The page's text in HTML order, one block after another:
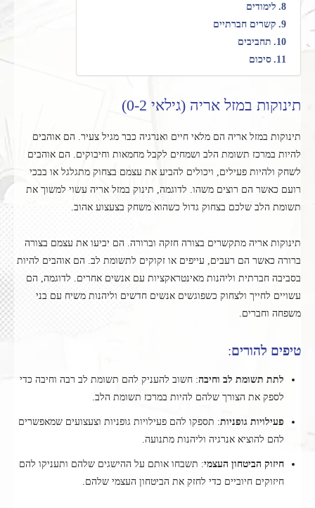
לימודים
קשרים חברתיים
תחביבים
סיכום
תינוקות במזל אריה (גילאי 0-2)
תינוקות במזל אריה הם מלאי חיים ואנרגיה כבר מגיל צעיר. הם אוהבים
להיות במרכז תשומת הלב ושמחים לקבל מחמאות וחיבוקים. הם אוהבים
לשחק ולהיות פעילים, ויכולים להביע את עצמם בצחוק מתגלגל או בבכי
רועם כאשר הם רוצים משהו. לדוגמה, תינוק במזל אריה עשוי למשוך את
תשומת הלב שלכם בצחוק גדול כשהוא משחק בצעצוע אהוב.
תינוקות אריה מתקשרים בצורה חזקה וברורה. הם יביעו את עצמם בצורה
ברורה כאשר הם רעבים, עייפים או זקוקים לתשומת לב. הם אוהבים להיות
בסביבה חברתית וליהנות מאינטראקציות עם אנשים אחרים. לדוגמה, הם
עשויים לחייך ולצחוק כשפוגשים אנשים חדשים וליהנות משיח עם בני
משפחה וחברים.
טיפים להורים:
לתת תשומת לב וחיבה: חשוב להעניק להם תשומת לב רבה וחיבה כדי
לספק את הצורך שלהם להיות במרכז תשומת הלב.
פעילויות גופניות: תספקו להם פעילויות גופניות וצעצועים שמאפשרים
להם להוציא אנרגיה וליהנות מתנועה.
חיזוק הביטחון העצמי: תשבחו אותם על ההישגים שלהם ותעניקו להם
חיזוקים חיוביים כדי לחזק את הביטחון העצמי שלהם.